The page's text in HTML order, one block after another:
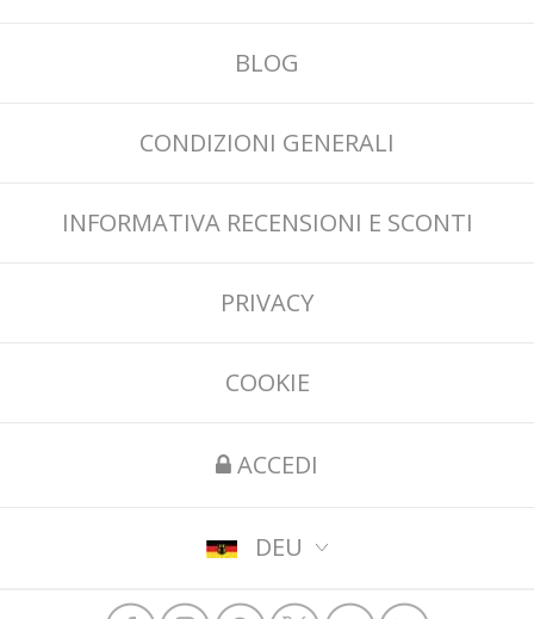
BLOG
CONDIZIONI GENERALI
INFORMATIVA RECENSIONI E SCONTI
PRIVACY
COOKIE
ACCEDI
DEU